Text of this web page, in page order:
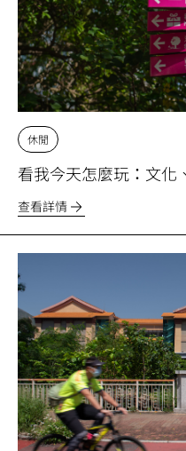
休閒
看我今天怎麼玩：文化
查看詳情